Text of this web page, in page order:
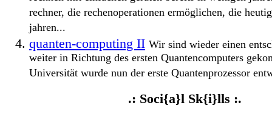
rechner, die rechenoperationen ermöglichen, die
jahren...
quanten-computing II Wir sind wieder einen
weiter in Richtung des ersten Quantencomputers
Universität wurde nun der erste Quantenprozessor
.: Soci{a}l Sk{i}lls :.